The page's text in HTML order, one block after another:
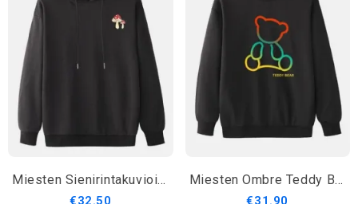
Miesten Sienirintakuvioinen Yksivärinen Kiristysnyörillinen Löysä Huppari
€32.50
Miesten Ombre Teddy Bear Kuvioiset Puuvillaiset Villapaidat
€31.90